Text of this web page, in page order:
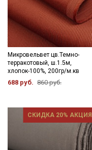
Микровельвет цв.Темно-
терракотовый, ш.1.5м,
хлопок-100%, 200гр/м.кв
688 руб. 860 руб.
СКИДКА 20% АКЦИЯ